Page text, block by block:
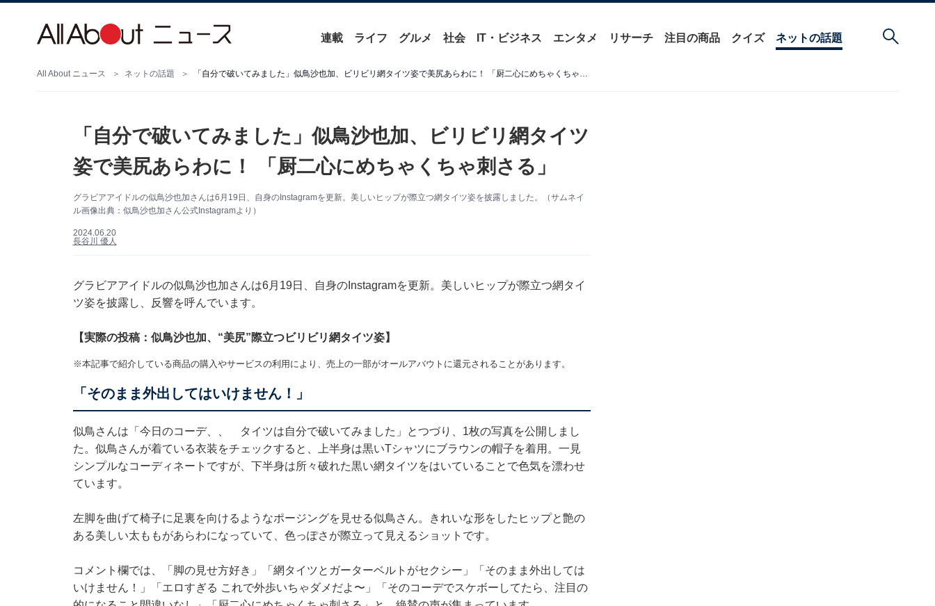
連載 ライフ グルメ 社会 IT・ビジネス エンタメ リサーチ 注目の商品 クイズ ネットの話題
All About ニュース ネットの話題 「自分で破いてみました」似鳥沙也加、ビリビリ網タイツ姿で美尻あらわに！ 「厨二心にめちゃくちゃ刺さる」
「自分で破いてみました」似鳥沙也加、ビリビリ網タイツ
姿で美尻あらわに！ 「厨二心にめちゃくちゃ刺さる」
グラビアアイドルの似鳥沙也加さんは6月19日、自身のInstagramを更新。美しいヒップが際立つ網タイツ姿を披露しました。（サムネイ
ル画像出典：似鳥沙也加さん公式Instagramより）
2024.06.20
長谷川 優人
グラビアアイドルの似鳥沙也加さんは6月19日、自身のInstagramを更新。美しいヒップが際立つ網タイ
ツ姿を披露し、反響を呼んでいます。
【実際の投稿：似鳥沙也加、“美尻”際立つビリビリ網タイツ姿】
※本記事で紹介している商品の購入やサービスの利用により、売上の一部がオールアバウトに還元されることがあります。
「そのまま外出してはいけません！」
似鳥さんは「今日のコーデ、、 タイツは自分で破いてみました」とつづり、1枚の写真を公開しまし
た。似鳥さんが着ている衣装をチェックすると、上半身は黒いTシャツにブラウンの帽子を着用。一見
シンプルなコーディネートですが、下半身は所々破れた黒い網タイツをはいていることで色気を漂わせ
ています。
左脚を曲げて椅子に足裏を向けるようなポージングを見せる似鳥さん。きれいな形をしたヒップと艶の
ある美しい太ももがあらわになっていて、色っぽさが際立って見えるショットです。
コメント欄では、「脚の見せ方好き」「網タイツとガーターベルトがセクシー」「そのまま外出しては
いけません！」「エロすぎる これで外歩いちゃダメだよ〜」「そのコーデでスケボーしてたら、注目の